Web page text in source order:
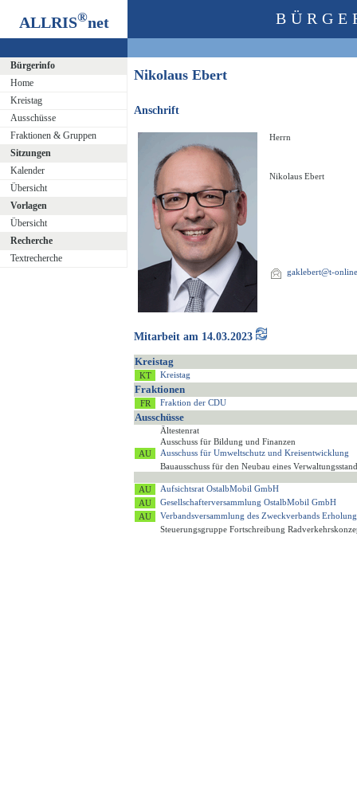
ALLRIS®net
Bürgerinfo
Home
Kreistag
Ausschüsse
Fraktionen & Gruppen
Sitzungen
Kalender
Übersicht
Vorlagen
Übersicht
Recherche
Textrecherche
Nikolaus Ebert
Anschrift
Herrn
Nikolaus Ebert
gaklebert@t-
Mitarbeit am 14.03.2023
Kreistag
Kreistag
Fraktionen
Fraktion der CDU
Ausschüsse
Ältestenrat
Ausschuss für Bildung und Finanzen
Ausschuss für Umweltschutz und Kreisentwicklung
Bauausschuss für den Neubau eines
Aufsichtsrat OstalbMobil GmbH
Gesellschafterversammlung OstalbMobil GmbH
Verbandsversammlung des Zweckverbands
Steuerungsgruppe Fortschreibung